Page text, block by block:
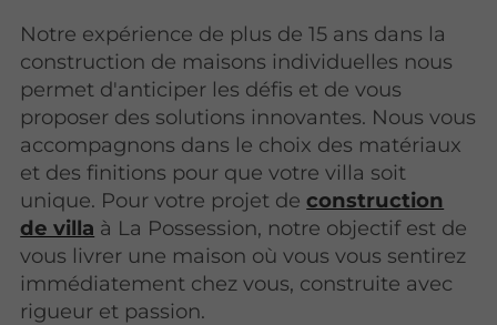
Notre expérience de plus de 15 ans dans la
construction de maisons individuelles nous
permet d'anticiper les défis et de vous
proposer des solutions innovantes. Nous vous
accompagnons dans le choix des matériaux
et des finitions pour que votre villa soit
unique. Pour votre projet deconstruction
de villa à La Possession, notre objectif est de
vous livrer une maison où vous vous sentirez
immédiatement chez vous, construite avec
rigueur et passion.